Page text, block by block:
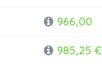
966,00
985,25 €